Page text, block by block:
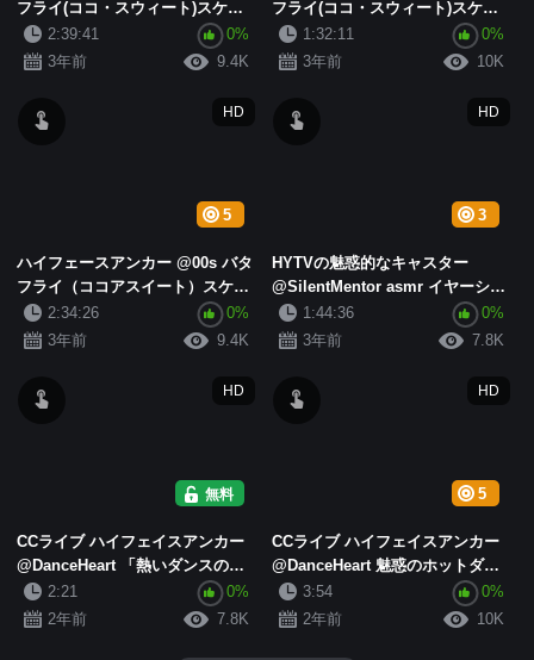
フライ(ココ・スウィート)スケー
ル福祉ショー第2弾1(2)
2:39:41
0%
3年前
9.4K
フライ(ココ・スウィート)スケー
ル福祉ショー第2弾1(3)
1:32:11
0%
3年前
10K
5
HD
ハイフェースアンカー @00s バタ
フライ（ココアスイート）スケー
ル福祉ショー第2弾 1 (5)
2:34:26
0%
3年前
9.4K
3
HD
HYTVの魅惑的なキャスター
@SilentMentor asmr イヤーシズ
ルコレクション(2)
1:44:36
0%
3年前
7.8K
無料
HD
CCライブ ハイフェイスアンカー
@DanceHeart 「熱いダンスの誘
惑」コレクション2 (5)
2:21
0%
2年前
7.8K
5
HD
CCライブ ハイフェイスアンカー
@DanceHeart 魅惑のホットダン
ス集 (2)
3:54
0%
2年前
10K